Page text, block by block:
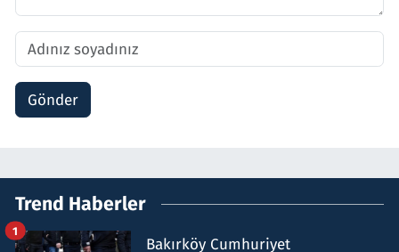
Gönder
Trend Haberler
Bakırköy Cumhuriyet
1